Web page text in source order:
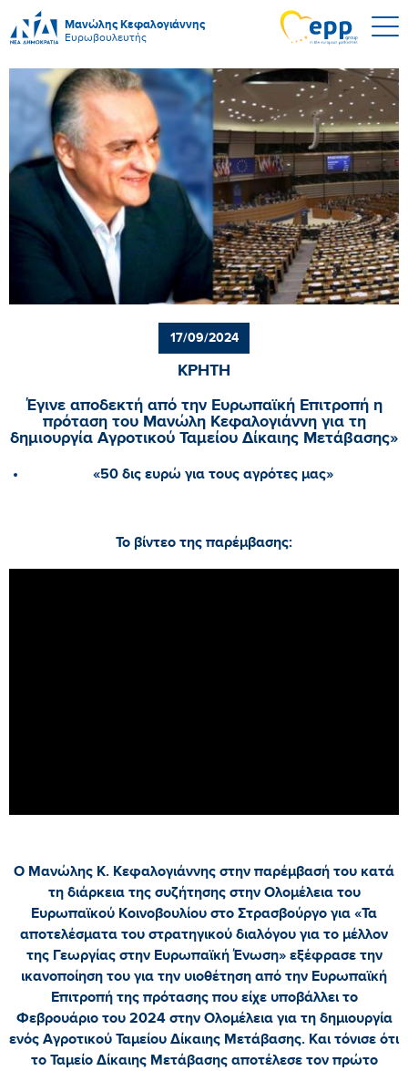
Μανώλης Κεφαλογιάννης
Ευρωβουλευτής
17/09/2024
ΚΡΗΤΗ
Έγινε αποδεκτή από την Ευρωπαϊκή Επιτροπή η
πρόταση του Μανώλη Κεφαλογιάννη για τη
δημιουργία Αγροτικού Ταμείου Δίκαιης Μετάβασης»
«50 δις ευρώ για τους αγρότες μας»
Το βίντεο της παρέμβασης:
Ο Μανώλης Κ. Κεφαλογιάννης στην παρέμβασή του κατά
τη διάρκεια της συζήτησης στην Ολομέλεια του
Ευρωπαϊκού Κοινοβουλίου στο Στρασβούργο για «Τα
αποτελέσματα του στρατηγικού διαλόγου για το μέλλον
της Γεωργίας στην Ευρωπαϊκή Ένωση» εξέφρασε την
ικανοποίηση του για την υιοθέτηση από την Ευρωπαϊκή
Επιτροπή της πρότασης που είχε υποβάλλει το
Φεβρουάριο του 2024 στην Ολομέλεια για τη δημιουργία
ενός Αγροτικού Ταμείου Δίκαιης Μετάβασης. Και τόνισε ότι
το Ταμείο Δίκαιης Μετάβασης αποτέλεσε τον πρώτο